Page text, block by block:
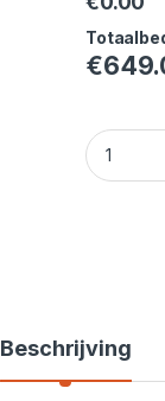
€
Beschrijving